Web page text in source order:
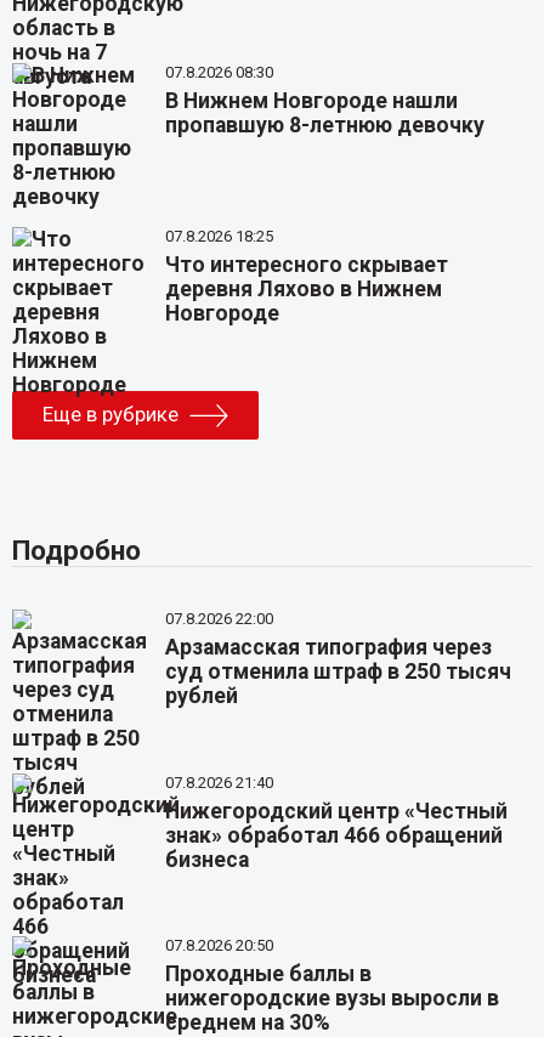
07.8.2026 08:30
В Нижнем Новгороде нашли
пропавшую 8-летнюю девочку
07.8.2026 18:25
Что интересного скрывает
деревня Ляхово в Нижнем
Новгороде
Еще в рубрике
Подробно
07.8.2026 22:00
Арзамасская типография через
суд отменила штраф в 250 тысяч
рублей
07.8.2026 21:40
Нижегородский центр «Честный
знак» обработал 466 обращений
бизнеса
07.8.2026 20:50
Проходные баллы в
нижегородские вузы выросли в
среднем на 30%